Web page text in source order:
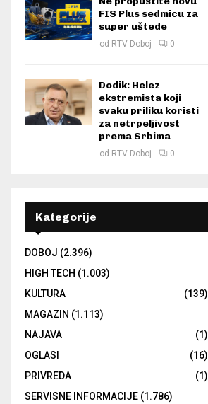
FIS Plus sedmicu za
super uštede
od RTV Doboj 0
Dodik: Helez
ekstremista koji
svaku priliku koristi
za netrpeljivost
prema Srbima
od RTV Doboj 0
Kategorije
DOBOJ (2.396)
HIGH TECH (1.003)
KULTURA
(139)
MAGAZIN (1.113)
NAJAVA
(1)
OGLASI
(16)
PRIVREDA
(1)
SERVISNE INFORMACIJE (1.786)